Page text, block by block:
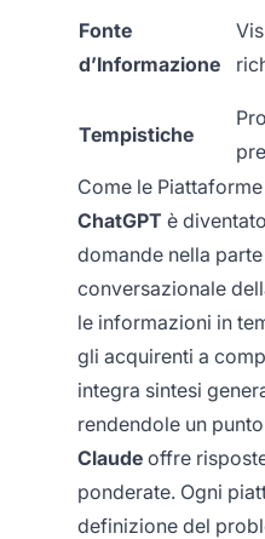
Fonte
d’Informazione
Tempistiche
Come le
ChatGPT è
domande nella
conversazionale
le informazioni in
gli acquirenti a
integra sintesi
rendendole un
Claude offre
ponderate. Ogni
definizione del